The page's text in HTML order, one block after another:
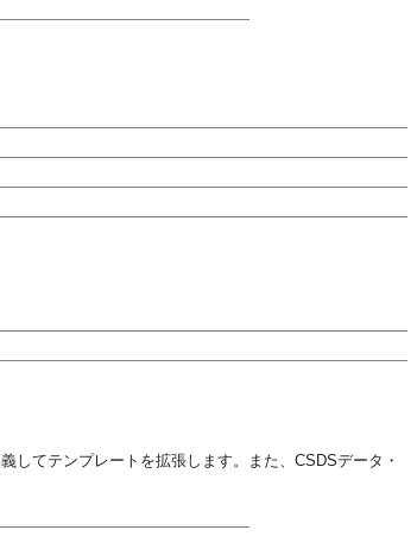
してテンプレートを拡張します。また、CSDSデータ・